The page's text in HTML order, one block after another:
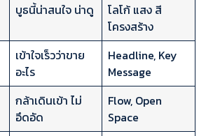
บูธนี้น่าสนใจ น่าดู
โลโก้ แสง สี
โครงสร้าง
เข้าใจเร็วว่าขาย
อะไร
Headline, Key
Message
กล้าเดินเข้า ไม่
อึดอัด
Flow, Open
Space